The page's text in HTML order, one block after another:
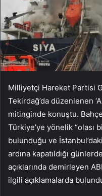
Milliyetçi Hareket Partisi
Tekirdağ’da düzenlenen
mitinginde konuştu.
Türkiye’ye yönelik “olası
bulunduğu ve
ardına kapatıldığı
açıklarında demirleyen
ilgili açıklamalarda